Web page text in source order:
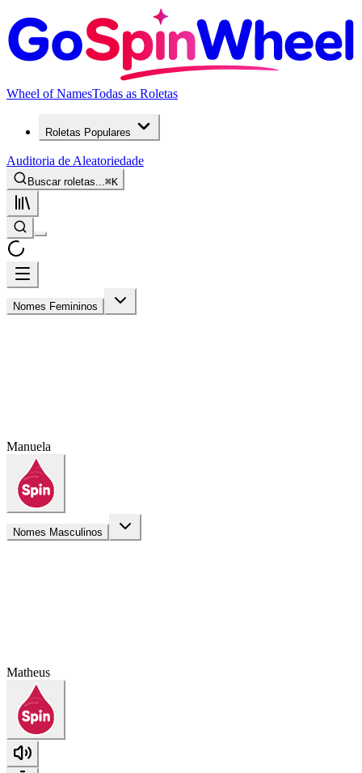
Wheel of NamesTodas as Roletas
Roletas Populares
Auditoria de Aleatoriedade
Buscar roletas... ⌘K
Nomes Femininos
Manuela
Nomes Masculinos
Matheus